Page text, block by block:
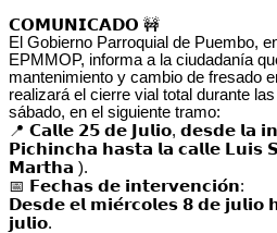
𝗖𝗢𝗠𝗨𝗡𝗜𝗖𝗔𝗗𝗢 🚧
El Gobierno Parroquial de Puembo,
EPMMOP, informa a la ciudadanía
mantenimiento y cambio de fresado
realizará el cierre vial total durante
sábado, en el siguiente tramo:
📍 𝗖𝗮𝗹𝗹𝗲 𝟮𝟱 𝗱𝗲 𝗝𝘂𝗹𝗶𝗼, 𝗱𝗲𝘀𝗱𝗲 𝗹𝗮
𝗣𝗶𝗰𝗵𝗶𝗻𝗰𝗵𝗮 𝗵𝗮𝘀𝘁𝗮 𝗹𝗮 𝗰𝗮𝗹𝗹𝗲 𝗟𝘂𝗶𝘀
𝗠𝗮𝗿𝘁𝗵𝗮 ).
📅 𝗙𝗲𝗰𝗵𝗮𝘀 𝗱𝗲 𝗶𝗻𝘁𝗲𝗿𝘃𝗲𝗻𝗰𝗶𝗼́𝗻:
𝗗𝗲𝘀𝗱𝗲 𝗲𝗹 𝗺𝗶𝗲́𝗿𝗰𝗼𝗹𝗲𝘀 𝟴 𝗱𝗲 𝗷𝘂𝗹𝗶𝗼
𝗷𝘂𝗹𝗶𝗼.